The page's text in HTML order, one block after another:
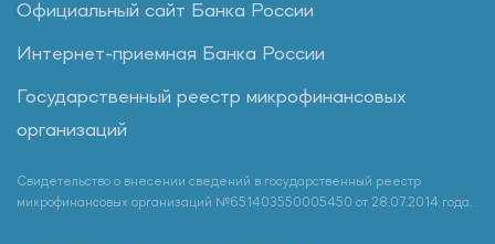
Официальный сайт Банка России
Интернет-приемная Банка России
Государственный реестр микрофинансовых
организаций
Свидетельство о внесении сведений в государственный реестр
микрофинансовых организаций №651403550005450 от 28.07.2014 года.